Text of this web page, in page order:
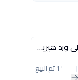
كوب350مللى ورد هيريفين
11 تم البيع